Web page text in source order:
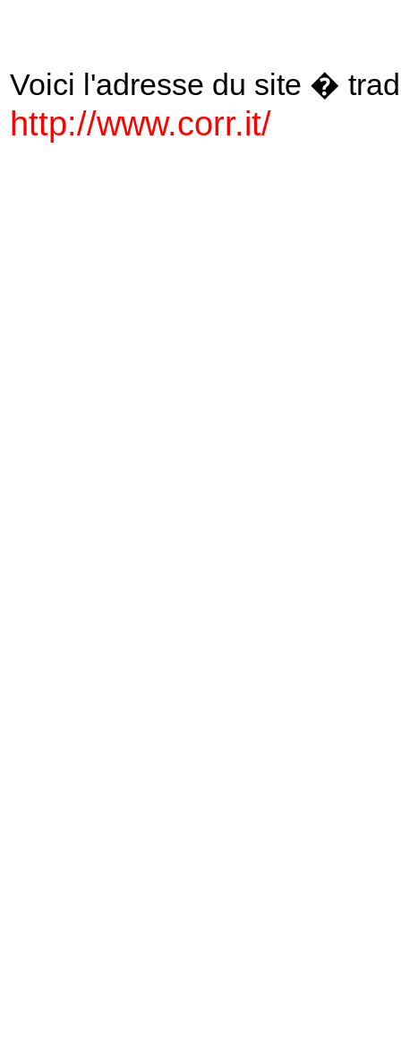
Voici l'adresse du site �
http://www.corr.it/